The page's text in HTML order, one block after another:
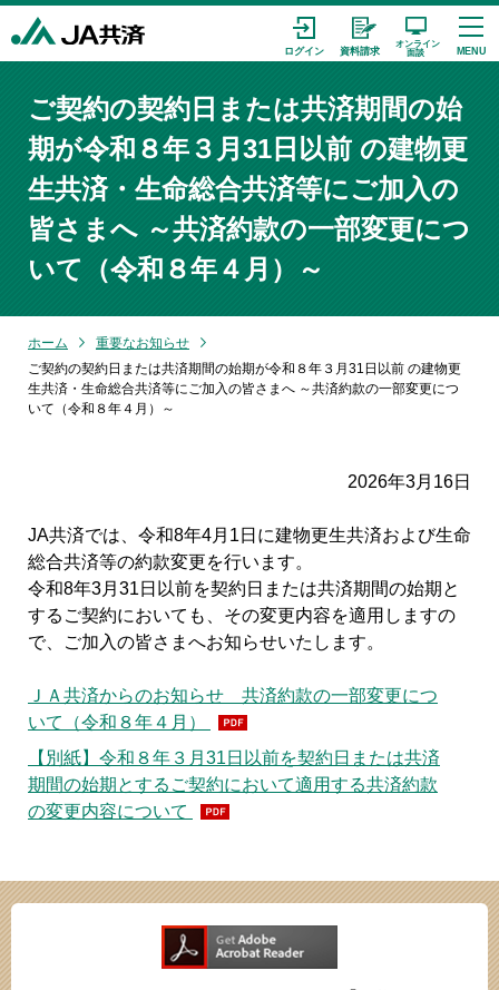
ご契約の契約日または共済期間の始
期が令和８年３月31日以前 の建物更
生共済・生命総合共済等にご加入の
皆さまへ ～共済約款の一部変更につ
いて（令和８年４月）～
ホーム
重要なお知らせ
ご契約の契約日または共済期間の始期が令和８年３月31日以前 の建物更
生共済・生命総合共済等にご加入の皆さまへ ～共済約款の一部変更につ
いて（令和８年４月）～
2026年3月16日
JA共済では、令和8年4月1日に建物更生共済および生命
総合共済等の約款変更を行います。
令和8年3月31日以前を契約日または共済期間の始期と
するご契約においても、その変更内容を適用しますの
で、ご加入の皆さまへお知らせいたします。
ＪＡ共済からのお知らせ 共済約款の一部変更につ
いて（令和８年４月）
【別紙】令和８年３月31日以前を契約日または共済
期間の始期とするご契約において適用する共済約款
の変更内容について